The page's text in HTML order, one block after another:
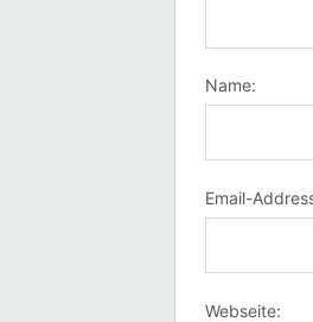
Name:
Email-
Webseite: